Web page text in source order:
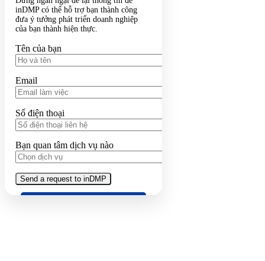
inDMP có thể hỗ trợ bạn thành công
đưa ý tưởng phát triển doanh nghiệp
của bạn thành hiện thực.
Tên của bạn
Email
Số điện thoại
Bạn quan tâm dịch vụ nào